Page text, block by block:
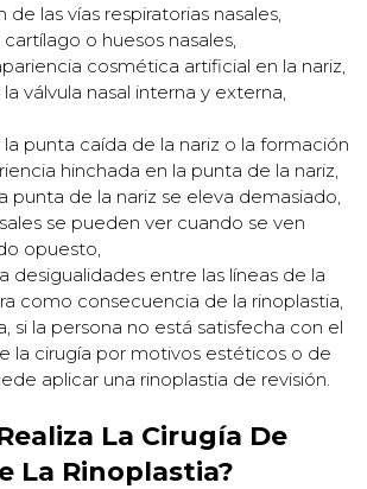
de las vías respiratorias nasales,
o huesos nasales,
cosmética artificial en la nariz,
válvula nasal interna y externa,
punta caída de la nariz o la formación
hinchada en la punta de la nariz,
punta de la nariz se eleva demasiado,
se pueden ver cuando se ven
opuesto,
desigualidades entre las líneas de la
como consecuencia de la rinoplastia,
si la persona no está satisfecha con el
la cirugía por motivos estéticos o de
aplicar una rinoplastia de revisión.
La Cirugía De
La Rinoplastia?